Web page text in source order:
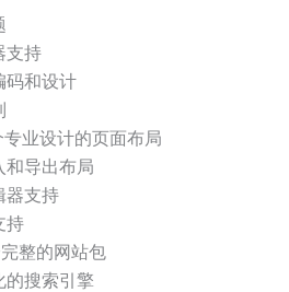
支持
码和设计
业设计的页面布局
和导出布局
器支持
持
整的网站包
的搜索引擎